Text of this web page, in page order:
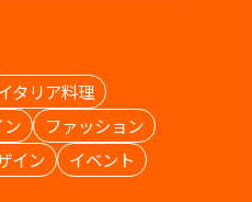
タリア料理
ン
ファッション
イン イベント